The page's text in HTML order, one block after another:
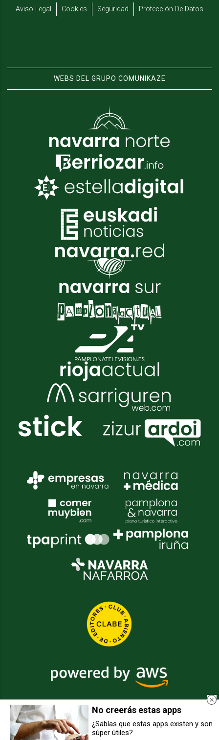
Aviso Legal
Cookies Seguridad Protección De Datos
WEBS DEL GRUPO COMUNIKAZE
2026
© Grupo Comunikaze
Desarrollado por:OA Cloud
Un motorista, de 63 años, herido
Controlado un incendio de
No creerás estas apps
¿Sabías que estas apps existen y son
súper útiles?